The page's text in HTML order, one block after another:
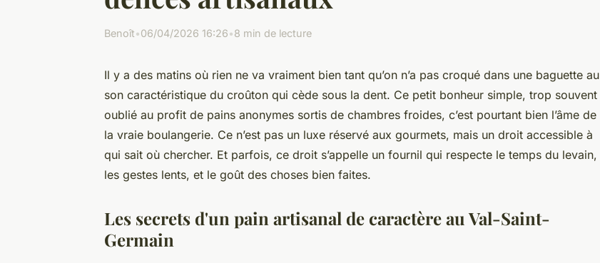
Benoît•06/04/2026 16:26•8 min de lecture
Il y a des matins où rien ne va vraiment bien tant qu’on n’a pas croqué dans une baguette au
son caractéristique du croûton qui cède sous la dent. Ce petit bonheur simple, trop souvent
oublié au profit de pains anonymes sortis de chambres froides, c’est pourtant bien l’âme de
la vraie boulangerie. Ce n’est pas un luxe réservé aux gourmets, mais un droit accessible à
qui sait où chercher. Et parfois, ce droit s’appelle un fournil qui respecte le temps du levain,
les gestes lents, et le goût des choses bien faites.
Les secrets d'un pain artisanal de caractère au Val-Saint-
Germain